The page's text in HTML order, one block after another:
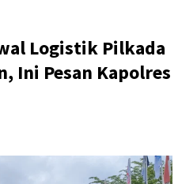
Logistik Pilkada
Ini Pesan Kapolres